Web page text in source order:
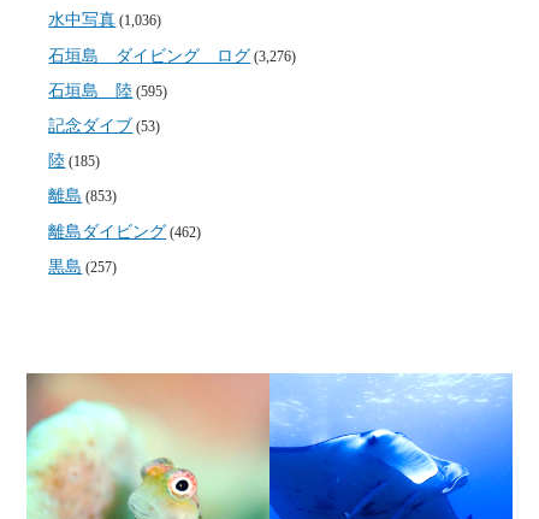
水中写真 (1,036)
石垣島 ダイビング ログ (3,276)
石垣島 陸 (595)
記念ダイブ (53)
陸 (185)
離島 (853)
離島ダイビング (462)
黒島 (257)